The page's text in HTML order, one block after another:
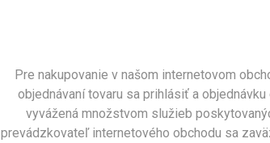
Pre nakupovanie v našom internetovom
objednávaní tovaru sa prihlásiť a
vyvážená množstvom služieb
prevádzkovateľ internetového obchodu sa